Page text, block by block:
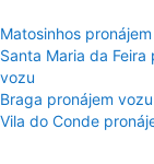
Matosinhos
Santa Maria da Feira
vozu
Braga pronájem vozu
Vila do Conde